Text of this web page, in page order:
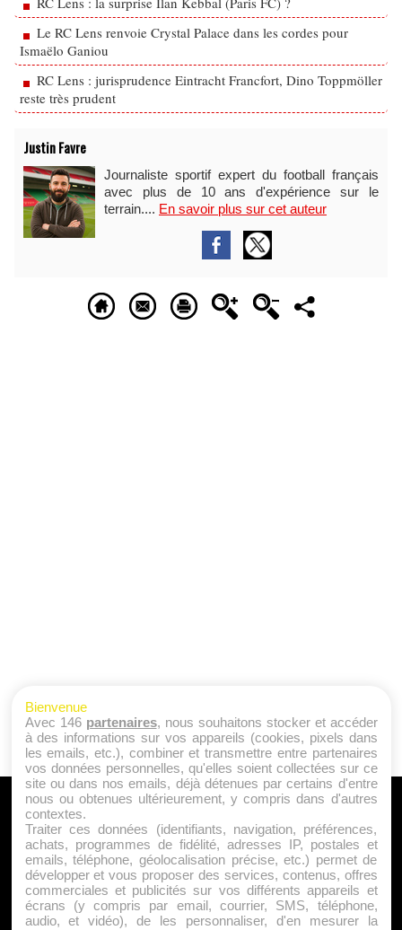
Le RC Lens renvoie Crystal Palace dans les cordes pour
Ismaëlo Ganiou
RC Lens : jurisprudence Eintracht Francfort, Dino Toppmöller
reste très prudent
Justin Favre
Journaliste sportif expert du football français
avec plus de 10 ans d'expérience sur le
terrain.... En savoir plus sur cet auteur
A PROPOS
Qui sommes nous ?
Mentions Légales
Publicité
Politique de Cookies
Bienvenue
Avec 146 partenaires, nous souhaitons stocker et accéder
à des informations sur vos appareils (cookies, pixels dans
les emails, etc.), combiner et transmettre entre partenaires
vos données personnelles, qu'elles soient collectées sur ce
site ou dans nos emails, déjà détenues par certains d'entre
nous ou obtenues ultérieurement, y compris dans d'autres
contextes.
Traiter ces données (identifiants, navigation, préférences,
achats, programmes de fidélité, adresses IP, postales et
emails, téléphone, géolocalisation précise, etc.) permet de
développer et vous proposer des services, contenus, offres
commerciales et publicités sur vos différents appareils et
écrans (y compris par email, courrier, SMS, téléphone,
audio, et vidéo), de les personnaliser, d'en mesurer la